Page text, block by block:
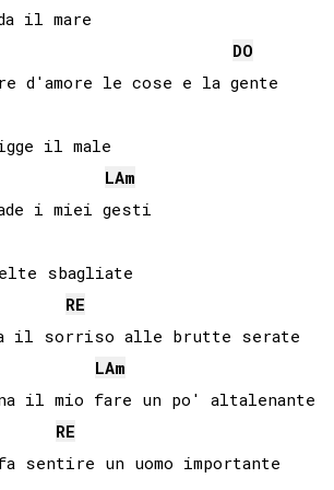
il mare
DO
d'amore le cose e la gente
il male
LAm
i miei gesti
sbagliate
RE
il sorriso alle brutte serate
LAm
il mio fare un po' altalenante
RE
sentire un uomo importante